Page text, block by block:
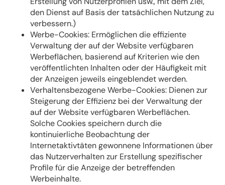
den Dienst auf Basis der tatsächlichen Nutzung zu
verbessern.)
Werbe-Cookies: Ermöglichen die effiziente
Verwaltung der auf der Website verfügbaren
Werbeflächen, basierend auf Kriterien wie den
veröffentlichten Inhalten oder der Häufigkeit mit
der Anzeigen jeweils eingeblendet werden.
Verhaltensbezogene Werbe-Cookies: Dienen zur
Steigerung der Effizienz bei der Verwaltung der
auf der Website verfügbaren Werbeflächen.
Solche Cookies speichern durch die
kontinuierliche Beobachtung der
Internetaktivtäten gewonnene Informationen über
das Nutzerverhalten zur Erstellung spezifischer
Profile für die Anzeige der betreffenden
Werbeinhalte.